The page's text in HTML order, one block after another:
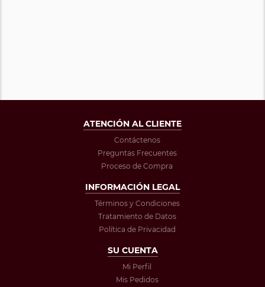
ATENCIÓN AL CLIENTE
Contáctenos
Preguntas Frecuentes
Proceso de Compra
INFORMACIÓN LEGAL
Términos y Condiciones
Tratamiento de Datos
Política de Privacidad
SU CUENTA
Mi Perfil
Mis Pedidos